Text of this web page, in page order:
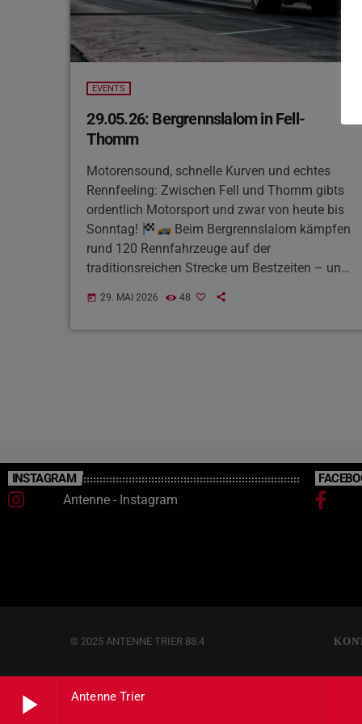
play_arrow Antenne Trier
EVENTS
29.05.26: Bergrennslalom in Fell-
Thomm
Motorensound, schnelle Kurven und echtes
Rennfeeling: Zwischen Fell und Thomm gibts
ordentlich Motorsport und zwar von heute bis
Sonntag!
Beim Bergrennslalom kämpfen
rund 120 Rennfahrzeuge auf der
traditionsreichen Strecke um Bestzeiten – und
sogar besichtigen. Perfekt für alle, die
Benzingeruch und Adrenalin lieben. Los gehts
today 29. MAI 2026 48
INSTAGRAM
Antenne - Instagram
© 2025 ANTENNE TRIER 88.4